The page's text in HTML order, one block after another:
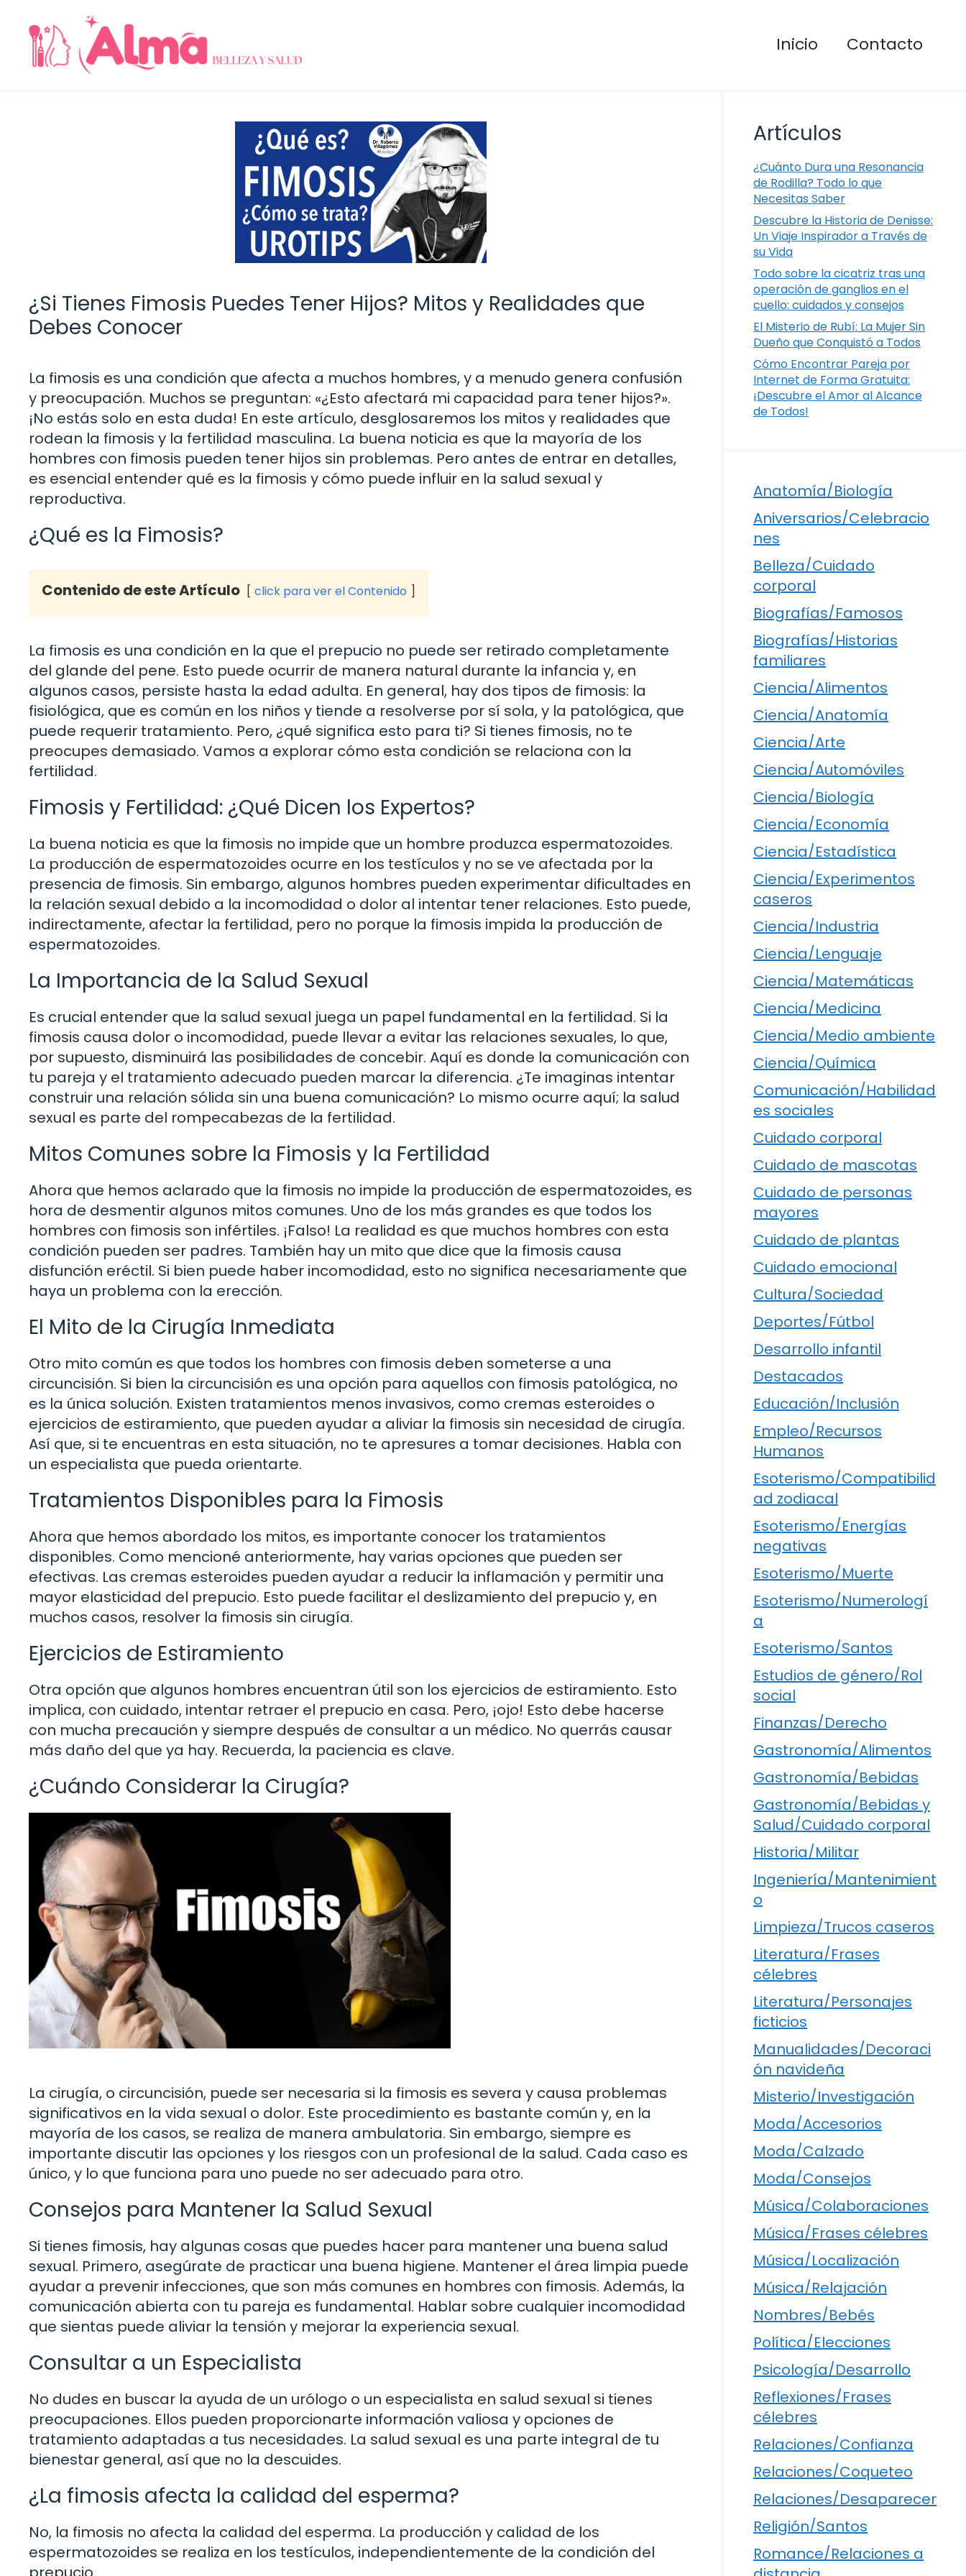
contenido
Inicio Contacto
¿Si Tienes Fimosis Puedes Tener Hijos? Mitos y Realidades que
Debes Conocer
La fimosis es una condición que afecta a muchos hombres, y a menudo genera confusión
y preocupación. Muchos se preguntan: «¿Esto afectará mi capacidad para tener hijos?».
¡No estás solo en esta duda! En este artículo, desglosaremos los mitos y realidades que
rodean la fimosis y la fertilidad masculina. La buena noticia es que la mayoría de los
hombres con fimosis pueden tener hijos sin problemas. Pero antes de entrar en detalles,
es esencial entender qué es la fimosis y cómo puede influir en la salud sexual y
reproductiva.
¿Qué es la Fimosis?
Contenido de este Artículo click para ver el Contenido
La fimosis es una condición en la que el prepucio no puede ser retirado completamente
del glande del pene. Esto puede ocurrir de manera natural durante la infancia y, en
algunos casos, persiste hasta la edad adulta. En general, hay dos tipos de fimosis: la
fisiológica, que es común en los niños y tiende a resolverse por sí sola, y la patológica, que
puede requerir tratamiento. Pero, ¿qué significa esto para ti? Si tienes fimosis, no te
preocupes demasiado. Vamos a explorar cómo esta condición se relaciona con la
fertilidad.
Fimosis y Fertilidad: ¿Qué Dicen los Expertos?
La buena noticia es que la fimosis no impide que un hombre produzca espermatozoides.
La producción de espermatozoides ocurre en los testículos y no se ve afectada por la
presencia de fimosis. Sin embargo, algunos hombres pueden experimentar dificultades en
la relación sexual debido a la incomodidad o dolor al intentar tener relaciones. Esto puede,
indirectamente, afectar la fertilidad, pero no porque la fimosis impida la producción de
espermatozoides.
La Importancia de la Salud Sexual
Es crucial entender que la salud sexual juega un papel fundamental en la fertilidad. Si la
fimosis causa dolor o incomodidad, puede llevar a evitar las relaciones sexuales, lo que,
por supuesto, disminuirá las posibilidades de concebir. Aquí es donde la comunicación con
tu pareja y el tratamiento adecuado pueden marcar la diferencia. ¿Te imaginas intentar
construir una relación sólida sin una buena comunicación? Lo mismo ocurre aquí; la salud
sexual es parte del rompecabezas de la fertilidad.
Mitos Comunes sobre la Fimosis y la Fertilidad
Ahora que hemos aclarado que la fimosis no impide la producción de espermatozoides, es
hora de desmentir algunos mitos comunes. Uno de los más grandes es que todos los
hombres con fimosis son infértiles. ¡Falso! La realidad es que muchos hombres con esta
condición pueden ser padres. También hay un mito que dice que la fimosis causa
disfunción eréctil. Si bien puede haber incomodidad, esto no significa necesariamente que
haya un problema con la erección.
El Mito de la Cirugía Inmediata
Otro mito común es que todos los hombres con fimosis deben someterse a una
circuncisión. Si bien la circuncisión es una opción para aquellos con fimosis patológica, no
es la única solución. Existen tratamientos menos invasivos, como cremas esteroides o
ejercicios de estiramiento, que pueden ayudar a aliviar la fimosis sin necesidad de cirugía.
Así que, si te encuentras en esta situación, no te apresures a tomar decisiones. Habla con
un especialista que pueda orientarte.
Tratamientos Disponibles para la Fimosis
Ahora que hemos abordado los mitos, es importante conocer los tratamientos
disponibles. Como mencioné anteriormente, hay varias opciones que pueden ser
efectivas. Las cremas esteroides pueden ayudar a reducir la inflamación y permitir una
mayor elasticidad del prepucio. Esto puede facilitar el deslizamiento del prepucio y, en
muchos casos, resolver la fimosis sin cirugía.
Ejercicios de Estiramiento
Otra opción que algunos hombres encuentran útil son los ejercicios de estiramiento. Esto
implica, con cuidado, intentar retraer el prepucio en casa. Pero, ¡ojo! Esto debe hacerse
con mucha precaución y siempre después de consultar a un médico. No querrás causar
más daño del que ya hay. Recuerda, la paciencia es clave.
¿Cuándo Considerar la Cirugía?
La cirugía, o circuncisión, puede ser necesaria si la fimosis es severa y causa problemas
significativos en la vida sexual o dolor. Este procedimiento es bastante común y, en la
mayoría de los casos, se realiza de manera ambulatoria. Sin embargo, siempre es
importante discutir las opciones y los riesgos con un profesional de la salud. Cada caso es
único, y lo que funciona para uno puede no ser adecuado para otro.
Consejos para Mantener la Salud Sexual
Si tienes fimosis, hay algunas cosas que puedes hacer para mantener una buena salud
sexual. Primero, asegúrate de practicar una buena higiene. Mantener el área limpia puede
ayudar a prevenir infecciones, que son más comunes en hombres con fimosis. Además, la
comunicación abierta con tu pareja es fundamental. Hablar sobre cualquier incomodidad
que sientas puede aliviar la tensión y mejorar la experiencia sexual.
Consultar a un Especialista
No dudes en buscar la ayuda de un urólogo o un especialista en salud sexual si tienes
preocupaciones. Ellos pueden proporcionarte información valiosa y opciones de
tratamiento adaptadas a tus necesidades. La salud sexual es una parte integral de tu
bienestar general, así que no la descuides.
¿La fimosis afecta la calidad del esperma?
No, la fimosis no afecta la calidad del esperma. La producción y calidad de los
espermatozoides se realiza en los testículos, independientemente de la condición del
Artículos
¿Cuánto Dura una Resonancia
de Rodilla? Todo lo que
Necesitas Saber
Descubre la Historia de Denisse:
Un Viaje Inspirador a Través de
su Vida
Todo sobre la cicatriz tras una
operación de ganglios en el
cuello: cuidados y consejos
El Misterio de Rubí: La Mujer Sin
Dueño que Conquistó a Todos
Cómo Encontrar Pareja por
Internet de Forma Gratuita:
¡Descubre el Amor al Alcance
de Todos!
Anatomía/Biología
Aniversarios/Celebracio
nes
Belleza/Cuidado
corporal
Biografías/Famosos
Biografías/Historias
familiares
Ciencia/Alimentos
Ciencia/Anatomía
Ciencia/Arte
Ciencia/Automóviles
Ciencia/Biología
Ciencia/Economía
Ciencia/Estadística
Ciencia/Experimentos
caseros
Ciencia/Industria
Ciencia/Lenguaje
Ciencia/Matemáticas
Ciencia/Medicina
Ciencia/Medio ambiente
Ciencia/Química
Comunicación/Habilidad
es sociales
Cuidado corporal
Cuidado de mascotas
Cuidado de personas
mayores
Cuidado de plantas
Cuidado emocional
Cultura/Sociedad
Deportes/Fútbol
Desarrollo infantil
Destacados
Educación/Inclusión
Empleo/Recursos
Humanos
Esoterismo/Compatibilid
ad zodiacal
Esoterismo/Energías
negativas
Esoterismo/Muerte
Esoterismo/Numerologí
a
Esoterismo/Santos
Estudios de género/Rol
social
Finanzas/Derecho
Gastronomía/Alimentos
Gastronomía/Bebidas
Gastronomía/Bebidas y
Salud/Cuidado corporal
Historia/Militar
Ingeniería/Mantenimient
o
Limpieza/Trucos caseros
Literatura/Frases
célebres
Literatura/Personajes
ficticios
Manualidades/Decoraci
ón navideña
Misterio/Investigación
Moda/Accesorios
Moda/Calzado
Moda/Consejos
Música/Colaboraciones
Música/Frases célebres
Música/Localización
Música/Relajación
Nombres/Bebés
Política/Elecciones
Psicología/Desarrollo
Reflexiones/Frases
célebres
Relaciones/Confianza
Relaciones/Coqueteo
Relaciones/Desaparecer
Religión/Santos
Romance/Relaciones a